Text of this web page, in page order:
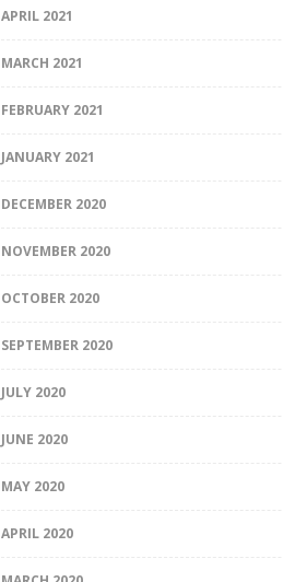
APRIL 2021
MARCH 2021
FEBRUARY 2021
JANUARY 2021
DECEMBER 2020
NOVEMBER 2020
OCTOBER 2020
SEPTEMBER 2020
JULY 2020
JUNE 2020
MAY 2020
APRIL 2020